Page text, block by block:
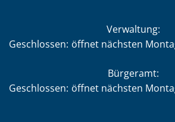
Verwaltung:
Klicken, um weitere Öffnungs- oder
Geschlossen: öffnet nächsten
Bürgeramt:
Klicken, um weitere Öffnungs- oder
Geschlossen: öffnet nächsten